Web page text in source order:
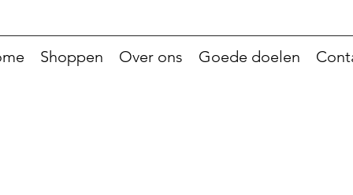
Shoppen Over ons Goede doelen